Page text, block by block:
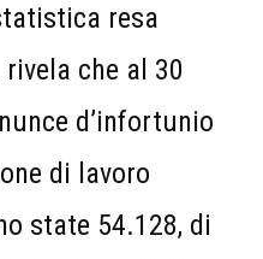
resa
che al 30
d’infortunio
di lavoro
state 54.128, di